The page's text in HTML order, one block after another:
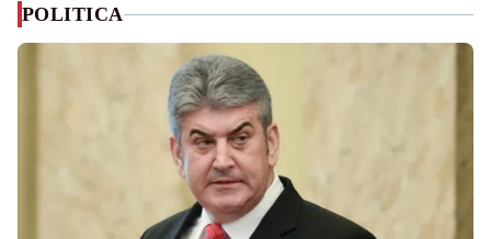
POLITICA